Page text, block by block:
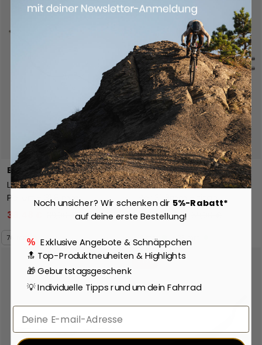
BLB Brick Lane Bikes
Lenker ''Big Smoke'' -
Poliert - 31,8 mm
38,48 €
39,90 €
76 mm
Reverse
Base Lenker Riser 790mm
Bar 31,8mm - titan
Ab53,96 €
18 mm 35 mm
-37%
Noch unsicher? Wir schenken dir 5%-Rabatt*
auf deine erste Bestellung!
%Exklusive Angebote & Schnäppchen
🔝 Top-Produktneuheiten & Highlights
🎁 Geburtstagsgeschenk
💡 Individuelle Tipps rund um dein Fahrrad